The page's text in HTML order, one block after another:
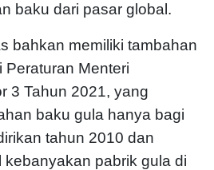
baku dari pasar global.
bahkan memiliki tambahan
Peraturan Menteri
3 Tahun 2021, yang
baku gula hanya bagi
tahun 2010 dan
pabrik gula di